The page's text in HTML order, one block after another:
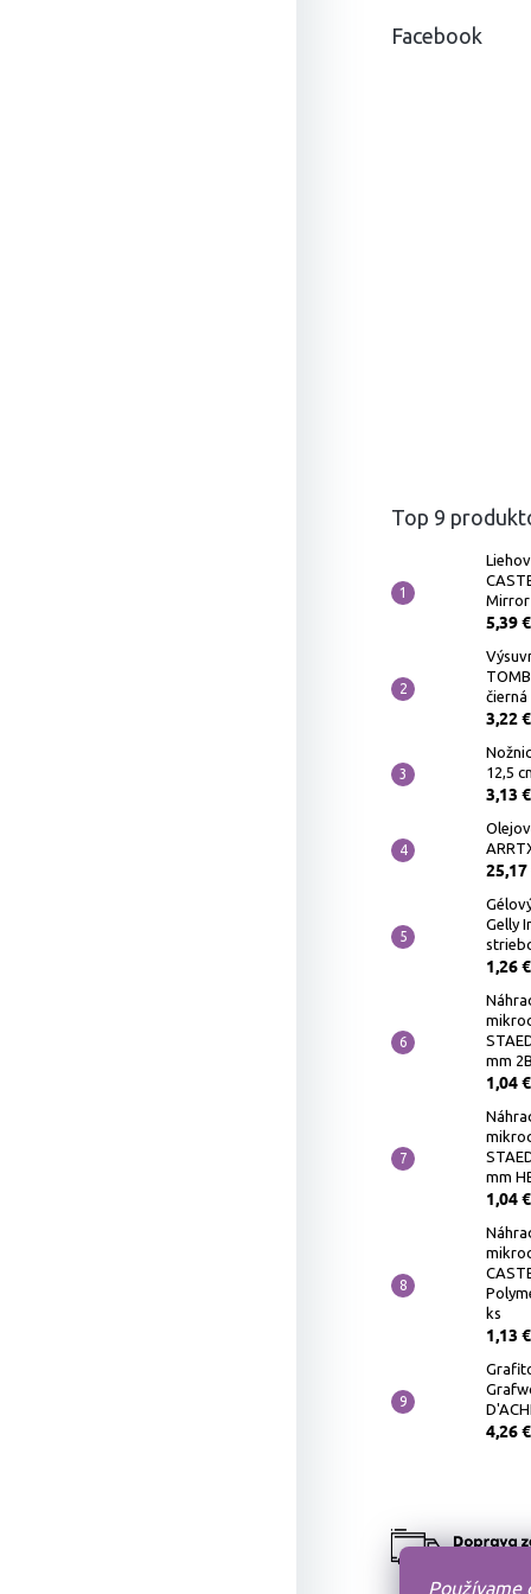
Používame
Facebook
Top 9
Mirror
5,39 €
čierná
3,22 €
12,5
3,13 €
25,17
Gelly
1,26 €
mm
1,04 €
mm
1,04 €
ks
1,13 €
4,26 €